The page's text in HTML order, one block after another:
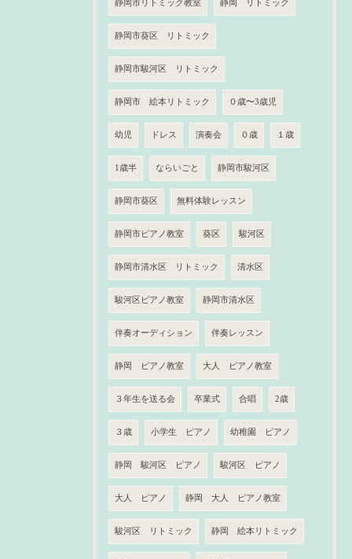
静岡市リトミック教室 静岡 リトミック
静岡市葵区 リトミック
静岡市駿河区 リトミック
静岡市 絵本リトミック ０歳〜3歳児
幼児 ドレス 演奏会 ０歳 １歳
1歳半 ならいごと 静岡市駿河区
静岡市葵区 無料体験レッスン
静岡市ピアノ教室 葵区 駿河区
静岡市清水区 リトミック 清水区
駿河区ピアノ教室 静岡市清水区
伴奏オーディション 伴奏レッスン
静岡 ピアノ教室 大人 ピアノ教室
３年生を送る会 卒業式 合唱 2歳
３歳 小学生 ピアノ 幼稚園 ピアノ
静岡 駿河区 ピアノ 駿河区 ピアノ
大人 ピアノ 静岡 大人 ピアノ教室
駿河区 リトミック 静岡 絵本リトミック